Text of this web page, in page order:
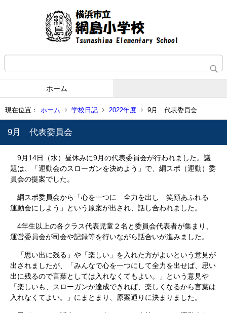
ホーム
現在位置： ホーム 学校日記 2022年度 9月 代表委員会
9月 代表委員会
9月14日（水）昼休みに9月の代表委員会が行われました。議
題は、「運動会のスローガンを決めよう」で、綱スポ（運動）委
員会の提案でした。
綱スポ委員会から「心を一つに 全力を出し 笑顔あふれる
運動会にしよう」という原案が出され、話し合われました。
4年生以上の各クラス代表児童２名と委員会代表者が集まり、
運営委員会が司会や記録等を行いながら話合いが進みました。
「思い出に残る」や「楽しい」を入れた方がよいという意見が
出されましたが、「みんなで心を一つにして全力を出せば、思い
出に残るので言葉としては入れなくてもよい。」という意見や
「楽しいも、スローガンが達成できれば、楽しくなるから言葉は
入れなくてよい。」にまとまり、原案通りに決まりました。